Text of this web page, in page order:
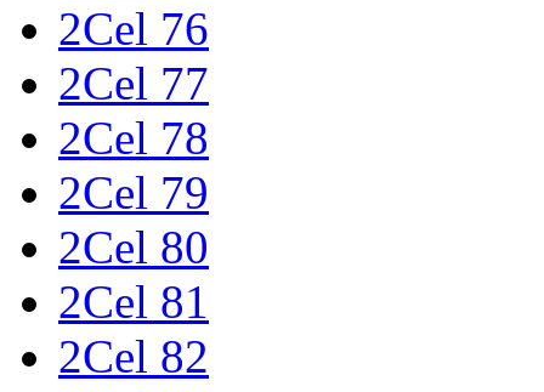
2Cel 76
2Cel 77
2Cel 78
2Cel 79
2Cel 80
2Cel 81
2Cel 82